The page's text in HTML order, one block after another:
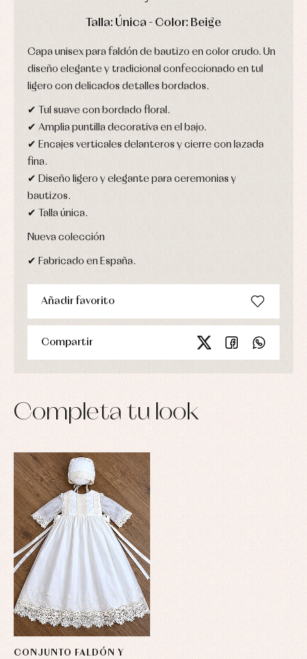
HORAS MIN
Talla: Única - Color: Beige
Capa unisex para faldón de bautizo en color crudo. Un
diseño elegante y tradicional confeccionado en tul
ligero con delicados detalles bordados.
✔ Tul suave con bordado floral.
✔ Amplia puntilla decorativa en el bajo.
✔ Encajes verticales delanteros y cierre con lazada
fina.
✔ Diseño ligero y elegante para ceremonias y
bautizos.
✔ Talla única.
Nueva colección
✔ Fabricado en España.
Añadir favorito
Compartir
Completa tu look
CONJUNTO FALDÓN Y
Peleles
Ropa
interior,
pijamas...
fiesta
camisas
Chaquetas
jersey
de
baño
Gorros
Leotardos
Puericultura